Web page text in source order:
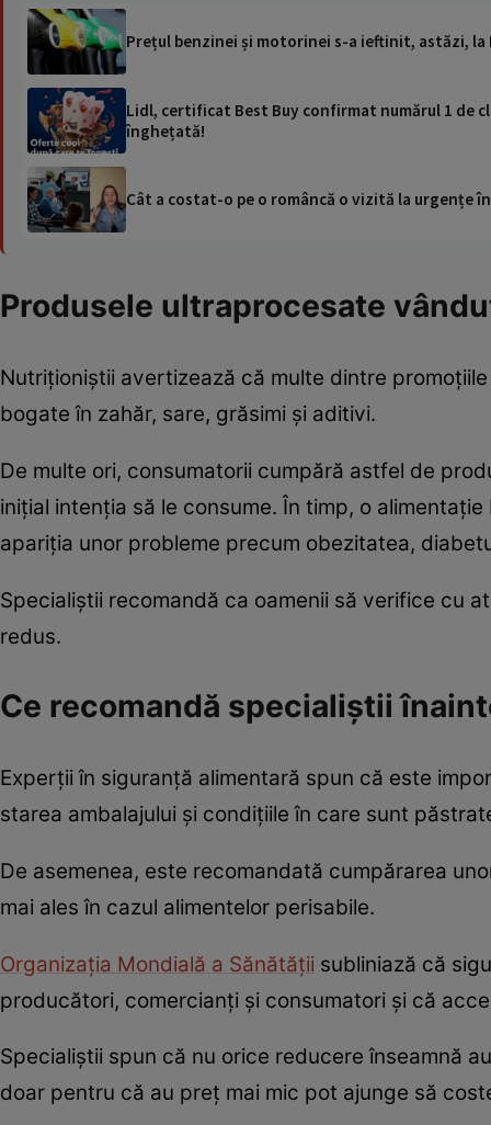
Prețul benzinei și motorinei s-a ieftinit, astăzi,
Lidl, certificat Best Buy confirmat numărul 1 de
înghețată!
Cât a costat-o pe o româncă o vizită la urgențe
Produsele ultraprocesate
Nutriționiștii avertizează că multe dintre
bogate în zahăr, sare, grăsimi și aditivi.
De multe ori, consumatorii cumpără astfel de
inițial intenția să le consume. În timp, o
apariția unor probleme precum obezitatea,
Specialiștii recomandă ca oamenii să verifice cu
redus.
Ce recomandă specialiștii
Experții în siguranță alimentară spun că este
starea ambalajului și condițiile în care sunt
De asemenea, este recomandată cumpărarea
mai ales în cazul alimentelor perisabile.
Organizația Mondială a Sănătății subliniază că
producători, comercianți și consumatori și că
Specialiștii spun că nu orice reducere înseamnă
doar pentru că au preț mai mic pot ajunge să